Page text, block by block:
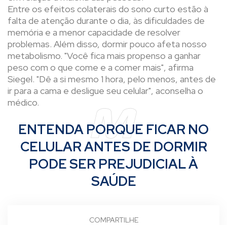
COMPARTILHE
ENTENDA PORQUE FICAR NO
CELULAR ANTES DE DORMIR
PODE SER PREJUDICIAL À
SAÚDE
Entre os efeitos colaterais do sono curto estão à
falta de atenção durante o dia, às dificuldades de
memória e a menor capacidade de resolver
problemas. Além disso, dormir pouco afeta nosso
metabolismo. "Você fica mais propenso a ganhar
peso com o que come e a comer mais", afirma
Siegel. "Dê a si mesmo 1 hora, pelo menos, antes de
ir para a cama e desligue seu celular", aconselha o
médico.